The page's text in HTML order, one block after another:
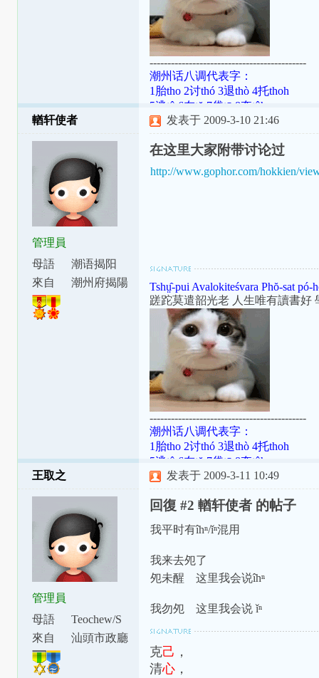
--------------------------------------------
潮州话八调代表字：
1胎tho 2讨thó 3退thò 4托thoh
5逃tô 6在tŏ 7袋tō 8夺tôh
潮罗特殊变体：[ɯ]=ṳ=ur；
[aʔ8]=âh=a̍h；[ts]=ts=ch；
輶轩使者
管理員
母語
潮语揭阳
腔
來自
潮州府揭陽
发表于 2009-3-10 21:46
在这里大家附带讨论过
http://www.gophor.com/hokkien/
Tshṳ̂-pui Avalokiteśvara Phŏ-sat pó-
蹉跎莫遣韶光老 人生唯有讀書好
--------------------------------------------
潮州话八调代表字：
1胎tho 2讨thó 3退thò 4托thoh
5逃tô 6在tŏ 7袋tō 8夺tôh
潮罗特殊变体：[ɯ]=ṳ=ur；
[aʔ8]=âh=a̍h；[ts]=ts=ch；
王取之
管理員
母語
Teochew/S
watow
來自
汕頭市政廳
发表于 2009-3-11 10:49
回復 #2 輶轩使者 的帖子
我平时有îhⁿ/ǐⁿ混用
我来去夗了
夗未醒 这里我会说îhⁿ
我勿夗 这里我会说 ǐⁿ
克己 ，
清心，